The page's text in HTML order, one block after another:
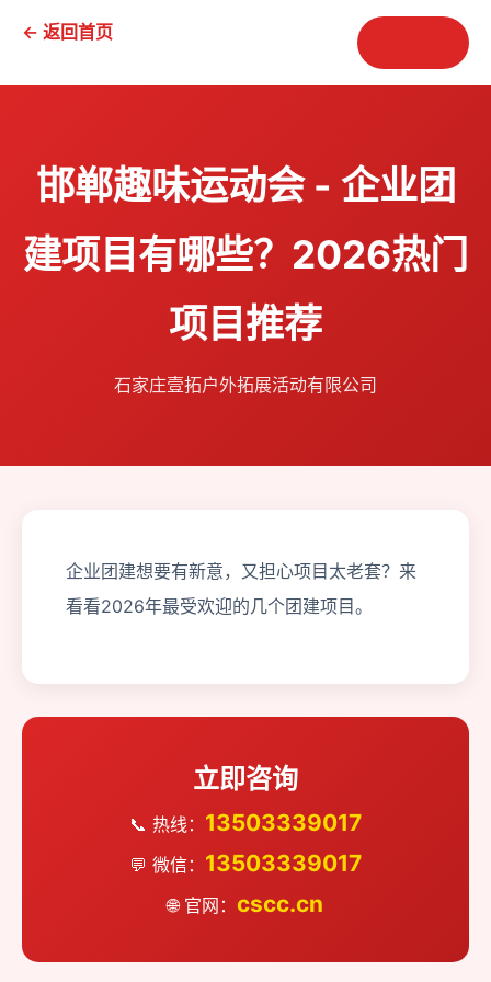
← 返回首页
邯郸趣味运动会 - 企业团
建项目有哪些？2026热门
项目推荐
石家庄壹拓户外拓展活动有限公司
企业团建想要有新意，又担心项目太老套？来
看看2026年最受欢迎的几个团建项目。
立即咨询
📞 热线： 13503339017
💬 微信： 13503339017
🌐 官网： cscc.cn